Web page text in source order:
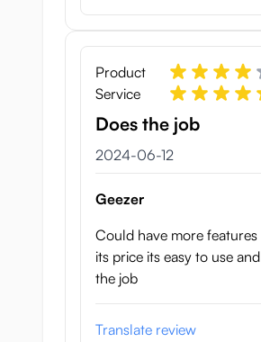
Product
Service
Does the job
12 juni 2024
2024-06-12
Geezer
Could have more
its price its easy to use
the job
Translate review